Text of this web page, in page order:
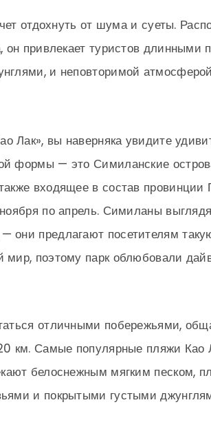
отдохнуть от шума и суеты.
он привлекает туристов длинными
и неповторимой
Лак», вы наверняка увидите
формы — это Симиланские
входящее в состав провинции
по апрель. Симиланы
предлагают посетителям
поэтому парк облюбовали
отличными побережьями,
км. Самые популярные пляжи Као
белоснежным мягким песком,
и покрытыми густыми